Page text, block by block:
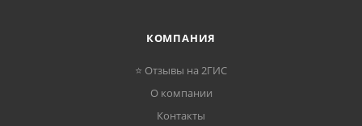
КОМПАНИЯ
⭐ Отзывы на 2ГИС
О компании
Контакты